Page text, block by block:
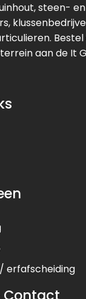
steen-
aan de It
erfafscheiding
Contact